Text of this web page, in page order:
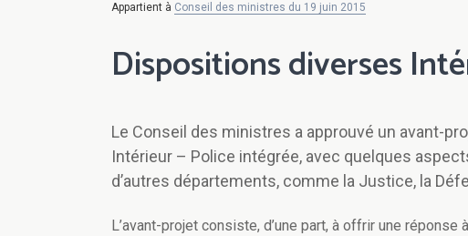
Appartient à Conseil des ministres du 19 juin 2015
Dispositions diverses
Le Conseil des ministres a approuvé un avant-
Intérieur – Police intégrée, avec quelques
d’autres départements, comme la Justice, la
L’avant-projet consiste, d’une part, à offrir une